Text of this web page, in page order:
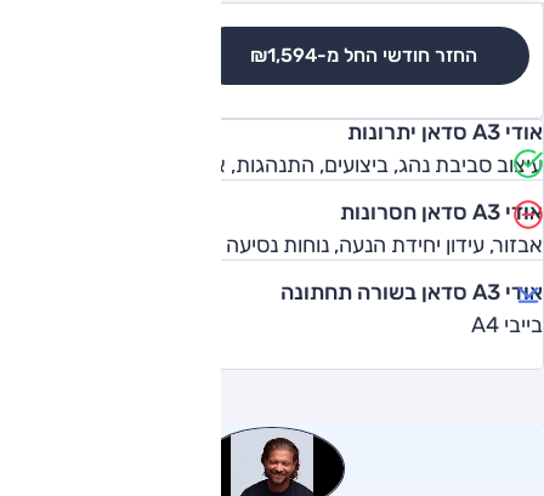
החזר חודשי החל מ-₪1,594
אודי A3 סדאן יתרונות
עיצוב סביבת נהג, ביצועים, התנהגות, איכות חומרים
אודי A3 סדאן חסרונות
אבזור, עידון יחידת הנעה, נוחות נסיעה
אודי A3 סדאן בשורה תחתונה
בייבי A4